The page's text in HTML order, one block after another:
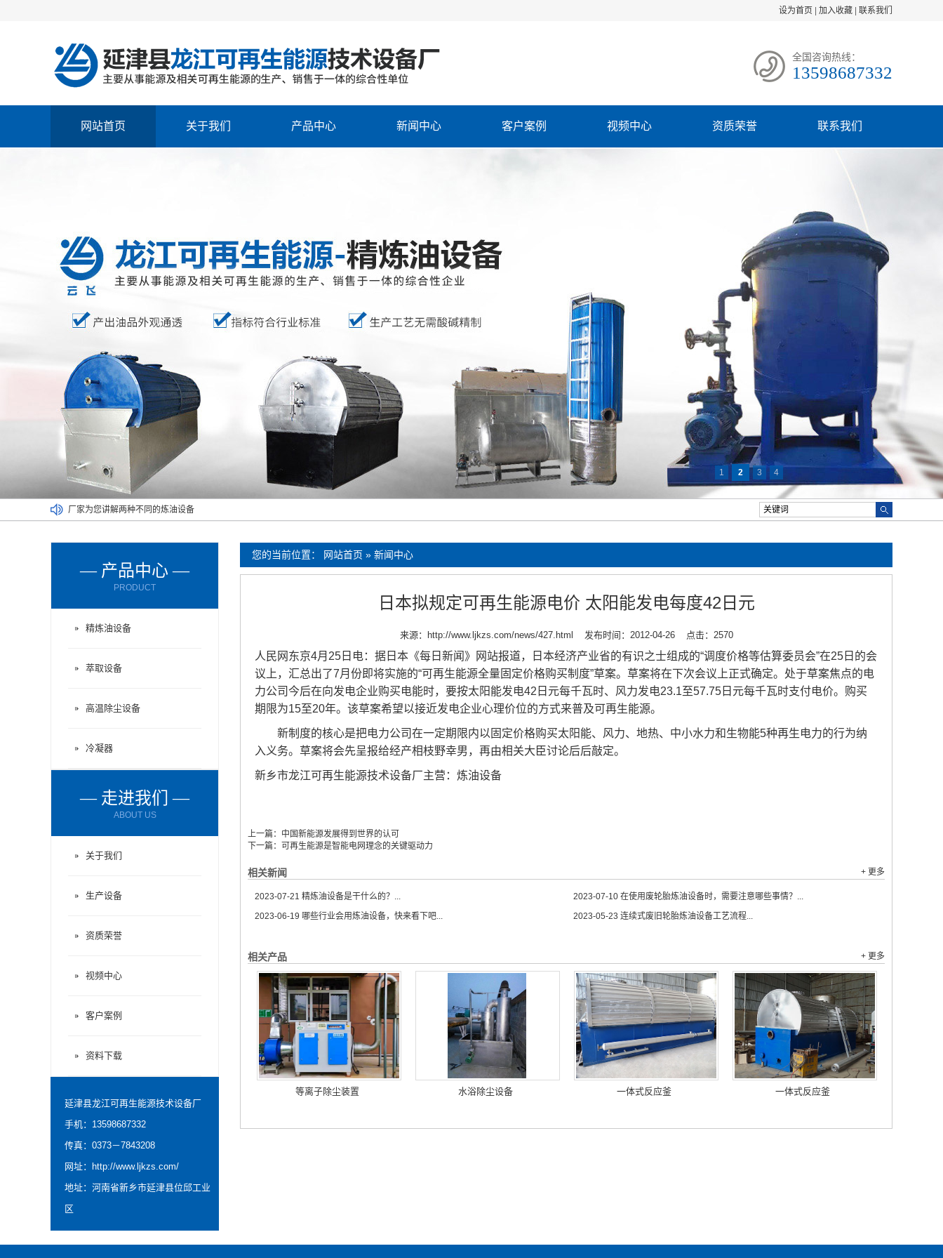
设为首页 加入收藏 联系我们
全国咨询热线：
13598687332
网站首页 关于我们 产品中心 新闻中心 客户案例 视频中心 资质荣誉 联系我们
1 2 3 4
厂家为您讲解两种不同的炼油设备
废轮胎炼油设备的进料方式有哪些？
废轮胎炼油设备使用时要注意减压设备
您的当前位置： 网站首页 » 新闻中心
日本拟规定可再生能源电价 太阳能发电每度42日元
来源： http://www.ljkzs.com/news/427.html 发布时间：2012-04-26 点击：2570
人民网东京4月25日电：据日本《每日新闻》网站报道，日本经济产业省的有识之士组成的“调度价格等估算委员会”在25日的会
议上，汇总出了7月份即将实施的“可再生能源全量固定价格购买制度”草案。草案将在下次会议上正式确定。处于草案焦点的电
力公司今后在向发电企业购买电能时，要按太阳能发电42日元每千瓦时、风力发电23.1至57.75日元每千瓦时支付电价。购买
期限为15至20年。该草案希望以接近发电企业心理价位的方式来普及可再生能源。
新制度的核心是把电力公司在一定期限内以固定价格购买太阳能、风力、地热、中小水力和生物能5种再生电力的行为纳
入义务。草案将会先呈报给经产相枝野幸男，再由相关大臣讨论后后敲定。
新乡市龙江可再生能源技术设备厂主营： 炼油设备
上一篇： 中国新能源发展得到世界的认可
下一篇：
可再生能源是智能电网理念的关键驱动力
相关新闻 + 更多
2023-07-21 精炼油设备是干什么的？... 2023-07-10 在使用废轮胎炼油设备时，需要注意哪些事情？...
2023-06-19 哪些行业会用炼油设备，快来看下吧... 2023-05-23 连续式废旧轮胎炼油设备工艺流程...
相关产品 + 更多
等离子除尘装置 水浴除尘设备 一体式反应釜 一体式反应釜
— 产品中心 —
PRODUCT
精炼油设备
萃取设备
高温除尘设备
冷凝器
— 走进我们 —
ABOUT US
关于我们
生产设备
资质荣誉
视频中心
客户案例
资料下载
延津县龙江可再生能源技术设备厂
手机：13598687332
传真：0373－7843208
网址：
http://www.ljkzs.com/
地址：河南省新乡市延津县位邱工业
区